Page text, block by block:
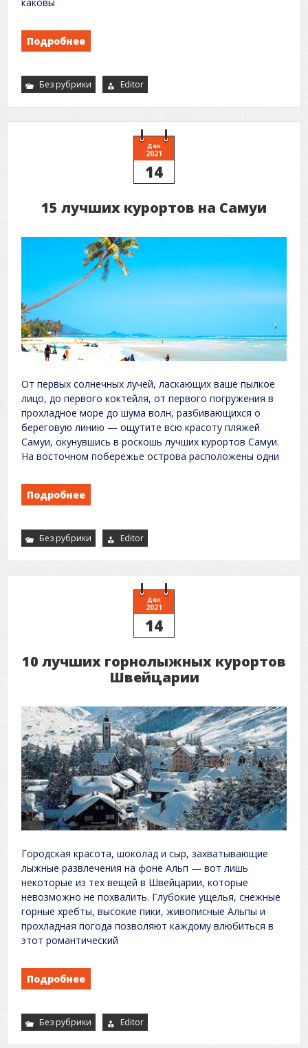
Подробнее
Без рубрики Editor
Дек
2021
14
15 лучших курортов на Самуи
От первых солнечных лучей, ласкающих ваше пылкое
лицо, до первого коктейля, от первого погружения в
прохладное море до шума волн, разбивающихся о
береговую линию — ощутите всю красоту пляжей
Самуи, окунувшись в роскошь лучших курортов Самуи.
На восточном побережье острова расположены одни
Подробнее
Без рубрики Editor
Дек
2021
14
10 лучших горнолыжных курортов
Швейцарии
Городская красота, шоколад и сыр, захватывающие
лыжные развлечения на фоне Альп — вот лишь
некоторые из тех вещей в Швейцарии, которые
невозможно не похвалить. Глубокие ущелья, снежные
горные хребты, высокие пики, живописные Альпы и
прохладная погода позволяют каждому влюбиться в
этот романтический
Подробнее
Без рубрики Editor